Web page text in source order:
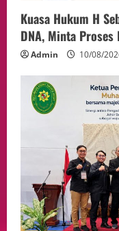
Kuasa Hukum H
DNA, Minta Proses
Admin 10/08/